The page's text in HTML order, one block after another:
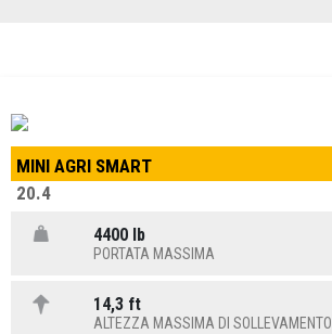
MINI AGRI SMART
20.4
4400 lb
PORTATA MASSIMA
14,3 ft
ALTEZZA MASSIMA DI SOLLEVAMENTO